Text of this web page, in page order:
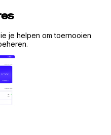
je helpen om toernooien